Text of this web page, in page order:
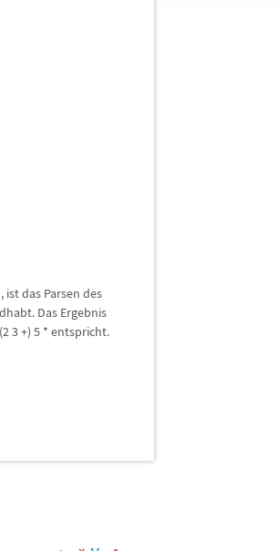
das Parsen des
Das Ergebnis
3 +) 5 * entspricht.